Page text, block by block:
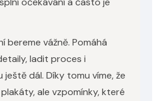
bereme vážně. Pomáhá
ladit proces i
dál. Díky tomu víme, že
ale vzpomínky, které